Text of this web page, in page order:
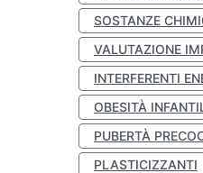
SOSTANZE
VALUTAZIONE
INTERFERENTI
OBESITÀ
PUBERTÀ
PLASTICIZZANTI